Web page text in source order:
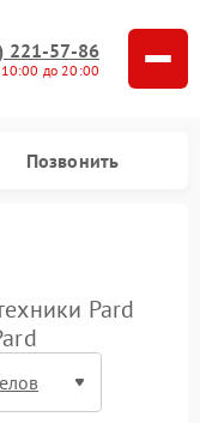
221-57-86
10:00 до 20:00
Позвонить
Pard